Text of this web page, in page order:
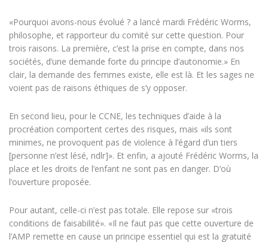
«Pourquoi avons-nous évolué ? a lancé mardi Frédéric Worms,
philosophe, et rapporteur du comité sur cette question. Pour
trois raisons. La première, c’est la prise en compte, dans nos
sociétés, d’une demande forte du principe d’autonomie.» En
clair, la demande des femmes existe, elle est là. Et les sages ne
voient pas de raisons éthiques de s’y opposer.
En second lieu, pour le CCNE, les techniques d’aide à la
procréation comportent certes des risques, mais «ils sont
minimes, ne provoquent pas de violence à l’égard d’un tiers
[personne n’est lésé, ndlr]». Et enfin, a ajouté Frédéric Worms, la
place et les droits de l’enfant ne sont pas en danger. D’où
l’ouverture proposée.
Pour autant, celle-ci n’est pas totale. Elle repose sur «trois
conditions de faisabilité». «Il ne faut pas que cette ouverture de
l’AMP remette en cause un principe essentiel qui est la gratuité